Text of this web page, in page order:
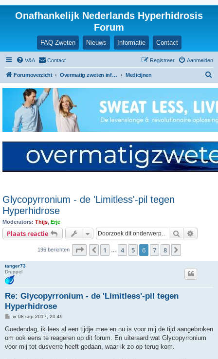
Onafhankelijk Nederlands Hyperhidrosis
Forum
FAQ Zweten Nieuws Informatie Contact
V&A Contact Aanmelden
Registreer
Forumoverzicht Overmatig zweten informatie en ervaringen Medicijnen
k
Glycopyrronium - de 'Limitless'-pil tegen
Hyperhidrose
Moderators: Thijs Erje
Plaats reactie Zoek
196 berichten Pagina van8
Vorige
1 4 5 6 7 8
tanger73
Druppel
Re: Glycopyrronium - de 'Limitless'-pil tegen
Hyperhidrose
B
r
c
h
vr 08 sep 2017, 20:49
Goedendag, ik lees al een tijdje mee en nu is voor mij de tijd aangebroken
om ook eens te reageren op dit forum. En uiteraard wat Glycopyrronium
voor mij tot dusverre heeft gedaan, waar ik zo op terug kom.